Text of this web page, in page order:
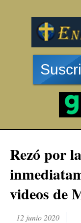
Rezó por
videos de
12 junio 2020